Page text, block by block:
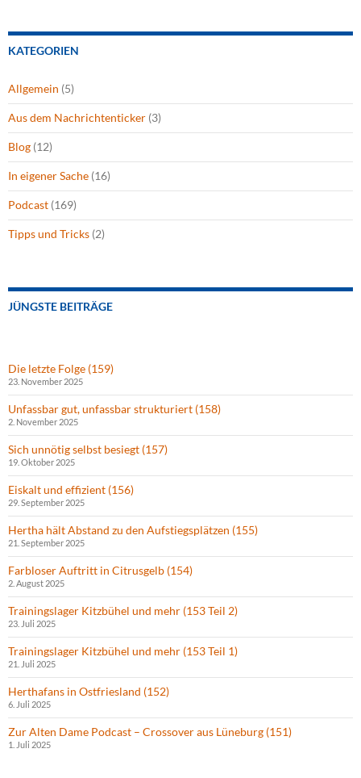
KATEGORIEN
Allgemein (5)
Aus dem Nachrichtenticker (3)
Blog (12)
In eigener Sache (16)
Podcast (169)
Tipps und Tricks (2)
JÜNGSTE BEITRÄGE
Die letzte Folge (159)
23. November 2025
Unfassbar gut, unfassbar strukturiert (158)
2. November 2025
Sich unnötig selbst besiegt (157)
19. Oktober 2025
Eiskalt und effizient (156)
29. September 2025
Hertha hält Abstand zu den Aufstiegsplätzen (155)
21. September 2025
Farbloser Auftritt in Citrusgelb (154)
2. August 2025
Trainingslager Kitzbühel und mehr (153 Teil 2)
23. Juli 2025
Trainingslager Kitzbühel und mehr (153 Teil 1)
21. Juli 2025
Herthafans in Ostfriesland (152)
6. Juli 2025
Zur Alten Dame Podcast – Crossover aus Lüneburg (151)
1. Juli 2025